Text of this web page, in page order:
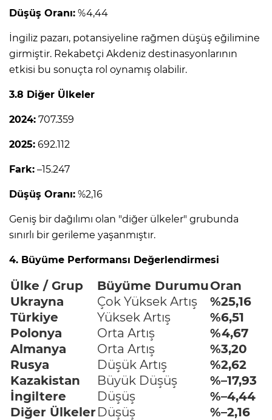
Düşüş Oranı: %4,44
İngiliz pazarı, potansiyeline rağmen düşüş eğilimine
girmiştir. Rekabetçi Akdeniz destinasyonlarının
etkisi bu sonuçta rol oynamış olabilir.
3.8 Diğer Ülkeler
2024: 707.359
2025: 692.112
Fark: –15.247
Düşüş Oranı: %2,16
Geniş bir dağılımı olan "diğer ülkeler" grubunda
sınırlı bir gerileme yaşanmıştır.
4. Büyüme Performansı Değerlendirmesi
Ülke / Grup Büyüme DurumuOran
Ukrayna
Çok Yüksek Artış
%25,16
Türkiye
Yüksek Artış
%6,51
Polonya
Orta Artış
%4,67
Almanya
Orta Artış
%3,20
Rusya
Düşük Artış
%2,62
Kazakistan
Büyük Düşüş
%–17,93
İngiltere
Düşüş
%–4,44
Diğer ÜlkelerDüşüş %–2,16